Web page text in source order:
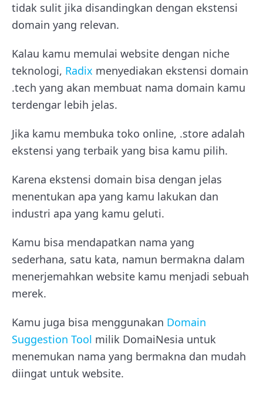
tidak sulit jika disandingkan dengan ekstensi
domain yang relevan.
Kalau kamu memulai website dengan niche
teknologi, Radix menyediakan ekstensi domain
.tech yang akan membuat nama domain kamu
terdengar lebih jelas.
Jika kamu membuka toko online, .store adalah
ekstensi yang terbaik yang bisa kamu pilih.
Karena ekstensi domain bisa dengan jelas
menentukan apa yang kamu lakukan dan
industri apa yang kamu geluti.
Kamu bisa mendapatkan nama yang
sederhana, satu kata, namun bermakna dalam
menerjemahkan website kamu menjadi sebuah
merek.
Kamu juga bisa menggunakan Domain
Suggestion Tool milik DomaiNesia untuk
menemukan nama yang bermakna dan mudah
diingat untuk website.